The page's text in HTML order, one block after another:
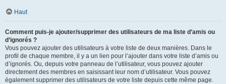
Haut
Comment puis-je ajouter/supprimer des utilisateurs de ma liste d’amis ou
d’ignorés ?
Vous pouvez ajouter des utilisateurs à votre liste de deux manières. Dans le
profil de chaque membre, il y a un lien pour l’ajouter dans votre liste d’amis ou
d’ignorés. Ou, depuis votre panneau de l’utilisateur, vous pouvez ajouter
directement des membres en saisissant leur nom d’utilisateur. Vous pouvez
également supprimer des utilisateurs de votre liste depuis cette même page.